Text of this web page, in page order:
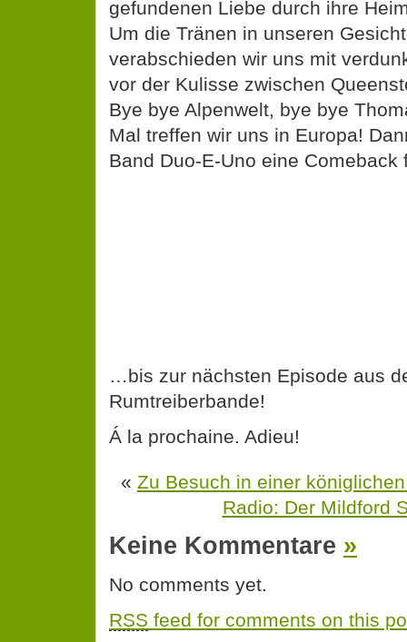
gefundenen Liebe durch ihre
Um die Tränen in unseren
verabschieden wir uns mit
vor der Kulisse zwischen
Bye bye Alpenwelt, bye bye
Mal treffen wir uns in Europa!
Band Duo-E-Uno eine Comeback
…bis zur nächsten Episode aus
Rumtreiberbande!
Á la prochaine. Adieu!
« Zu Besuch in einer
Radio: Der Mildford
Keine Kommentare »
No comments yet.
RSS feed for comments on this